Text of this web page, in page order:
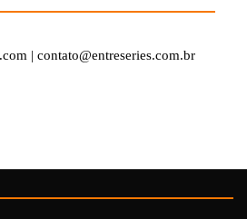
| contato@entreseries.com.br